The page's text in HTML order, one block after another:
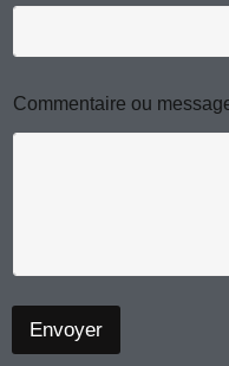
t
i
e
Commentaire ou
Envoyer